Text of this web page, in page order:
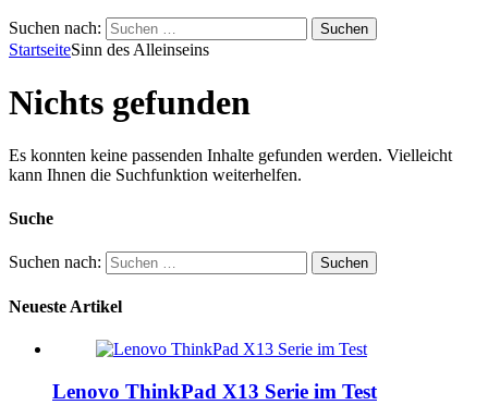
Suchen nach:
StartseiteSinn des Alleinseins
Nichts gefunden
Es konnten keine passenden Inhalte gefunden werden. Vielleicht
kann Ihnen die Suchfunktion weiterhelfen.
Suche
Suchen nach:
Neueste Artikel
Lenovo ThinkPad X13 Serie im Test